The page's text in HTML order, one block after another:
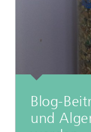
Blog-
und